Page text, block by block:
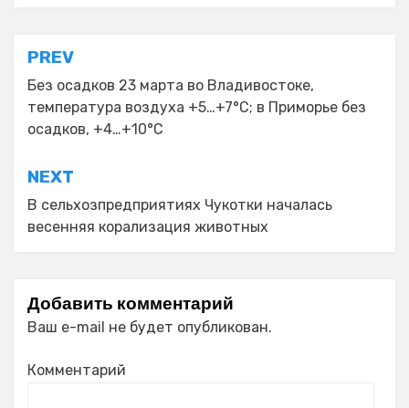
Навигация
по
записям
PREV
Без осадков 23 марта во Владивостоке,
температура воздуха +5…+7°C; в Приморье без
осадков, +4…+10°C
NEXT
В сельхозпредприятиях Чукотки началась
весенняя корализация животных
Добавить комментарий
Ваш e-mail не будет опубликован.
Комментарий